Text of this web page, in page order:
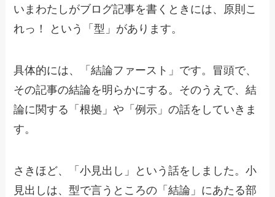
いまわたしがブログ記事を書くときには、原則こ
れっ！ という「型」があります。
具体的には、「結論ファースト」です。冒頭で、
その記事の結論を明らかにする。そのうえで、結
論に関する「根拠」や「例示」の話をしていきま
す。
さきほど、「小見出し」という話をしました。小
見出しは、型で言うところの「結論」にあたる部